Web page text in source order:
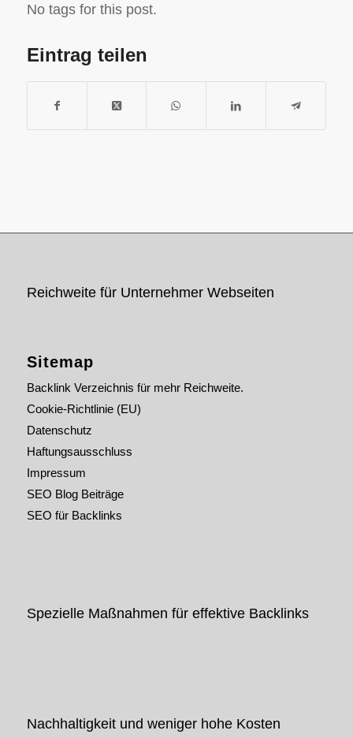
No tags for this post.
Eintrag teilen
Reichweite für Unternehmer Webseiten
Sitemap
Backlink Verzeichnis für mehr Reichweite.
Cookie-Richtlinie (EU)
Datenschutz
Haftungsausschluss
Impressum
SEO Blog Beiträge
SEO für Backlinks
Spezielle Maßnahmen für effektive Backlinks
Nachhaltigkeit und weniger hohe Kosten